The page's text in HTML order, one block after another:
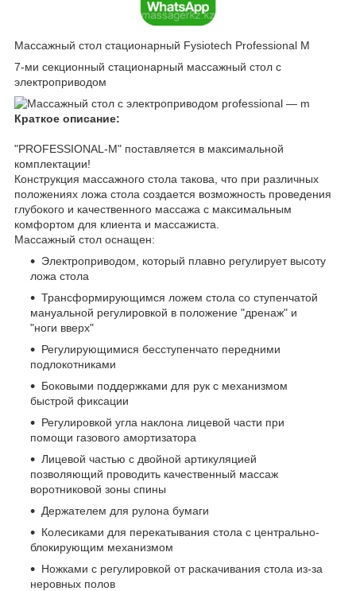
Массажный стол стационарный Fysiotech Professional M
7-ми секционный стационарный массажный стол с
электроприводом
Краткое описание:
"PROFESSIONAL-M" поставляется в максимальной
комплектации!
Конструкция массажного стола такова, что при различных
положениях ложа стола создается возможность проведения
глубокого и качественного массажа с максимальным
комфортом для клиента и массажиста.
Массажный стол оснащен:
Электроприводом, который плавно регулирует высоту
ложа стола
Трансформирующимся ложем стола со ступенчатой
мануальной регулировкой в положение "дренаж" и
"ноги вверх"
Регулирующимися бесступенчато передними
подлокотниками
Боковыми поддержками для рук с механизмом
быстрой фиксации
Регулировкой угла наклона лицевой части при
помощи газового амортизатора
Лицевой частью с двойной артикуляцией
позволяющий проводить качественный массаж
воротниковой зоны спины
Держателем для рулона бумаги
Колесиками для перекатывания стола с центрально-
блокирующим механизмом
Ножками с регулировкой от раскачивания стола из-за
неровных полов